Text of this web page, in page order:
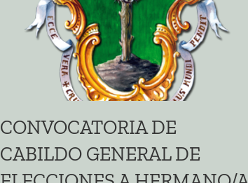
CONVOCATORIA DE
CABILDO GENERAL DE